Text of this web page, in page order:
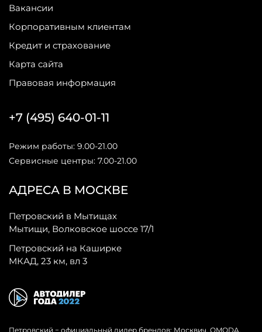
Вакансии
Корпоративным клиентам
Кредит и страхование
Карта сайта
Правовая информация
АДРЕСА В МОСКВЕ
Петровский в Мытищах
Мытищи, Волковское шоссе 17/1
Петровский на Каширке
МКАД, 23 км, вл 3
+7 (495) 640-01-11
Режим работы: 9.00-21.00
Сервисные центры: 7.00-21.00
Петровский − официальный дилер брендов: Москвич, OMODA,